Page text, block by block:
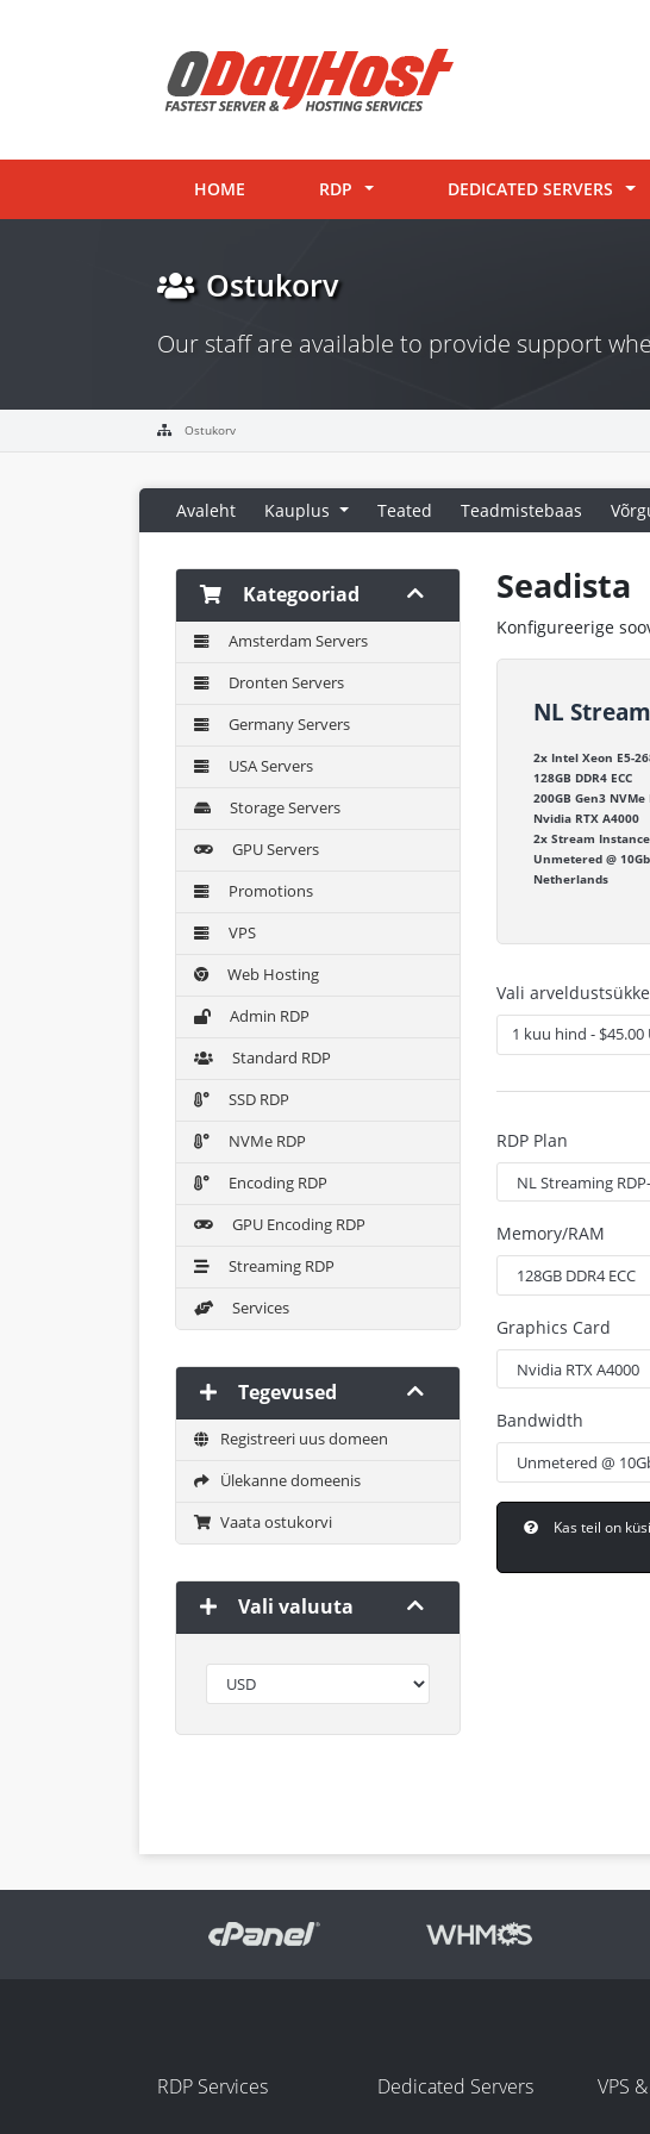
HOME RDP DEDICATED SERVERS
Ostukorv
Our staff are available to provide support
Ostukorv
Avaleht Kauplus Teated Teadmistebaas
Kategooriad
Amsterdam Servers
Dronten Servers
Germany Servers
USA Servers
Storage Servers
GPU Servers
Promotions
VPS
Web Hosting
Admin RDP
Standard RDP
SSD RDP
NVMe RDP
Encoding RDP
GPU Encoding RDP
Streaming RDP
Services
Tegevused
Registreeri uus domeen
Ülekanne domeenis
Vaata ostukorvi
Vali valuuta
Seadista
Konfigureerige
NL
2x Intel Xeon E5-
128GB DDR4 ECC
200GB Gen3 NVMe
Nvidia RTX A4000
2x Stream
Unmetered @
Netherlands
Vali
RDP Plan
Memory/RAM
Graphics Card
Bandwidth
Kas teil on
RDP Services Dedicated Servers VPS